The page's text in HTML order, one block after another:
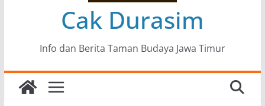
Cak Durasim
Info dan Berita Taman Budaya Jawa Timur